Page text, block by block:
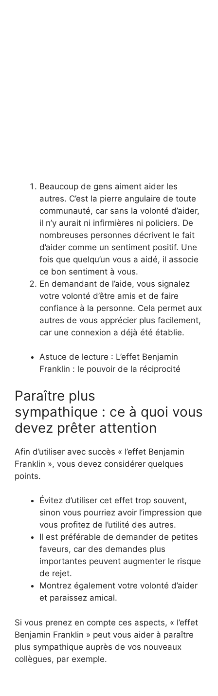
Beaucoup de gens aiment aider les
autres. C’est la pierre angulaire de toute
communauté, car sans la volonté d’aider,
il n’y aurait ni infirmières ni policiers. De
nombreuses personnes décrivent le fait
d’aider comme un sentiment positif. Une
fois que quelqu’un vous a aidé, il associe
ce bon sentiment à vous.
En demandant de l’aide, vous signalez
votre volonté d’être amis et de faire
confiance à la personne. Cela permet aux
autres de vous apprécier plus facilement,
car une connexion a déjà été établie.
Astuce de lecture : L’effet Benjamin
Franklin : le pouvoir de la réciprocité
Paraître plus
sympathique : ce à quoi vous
devez prêter attention
Afin d’utiliser avec succès « l’effet Benjamin
Franklin », vous devez considérer quelques
points.
Évitez d’utiliser cet effet trop souvent,
sinon vous pourriez avoir l’impression que
vous profitez de l’utilité des autres.
Il est préférable de demander de petites
faveurs, car des demandes plus
importantes peuvent augmenter le risque
de rejet.
Montrez également votre volonté d’aider
et paraissez amical.
Si vous prenez en compte ces aspects, « l’effet
Benjamin Franklin » peut vous aider à paraître
plus sympathique auprès de vos nouveaux
collègues, par exemple.